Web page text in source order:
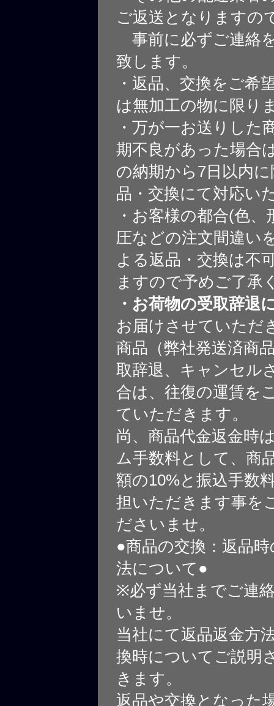
ご返送となりますの
事前に必ずご連絡
致します。
・返品、交換をご希
は無加工の物に限り
・万が一お送りした
期不良があった場合
の納期から7日以内
品・交換にて対応い
・お客様の都合(色、
圧などの注文間違い
よる返品・交換は不
ますので予めご了承
・お荷物の受取辞退
お届けさせていただ
商品（弊社発送済商
取辞退、キャンセル
合は、往復の運賃を
ていただきます。
尚、商品代金返金時
ム手数料として、商
額の10%と振込手数
担いただきます事を
ださいませ。
●商品の交換：返品
法について●
※必ず当社までご連
いませ。
当社にて返品返金方
換時についてご説明
きます。
返品や交換となった